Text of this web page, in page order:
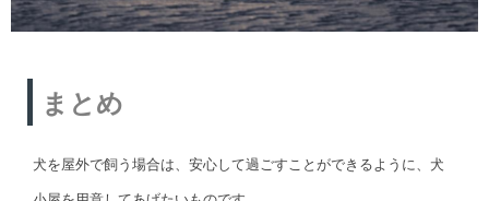
まとめ
犬を屋外で飼う場合は、安心して過ごすことができるように、犬